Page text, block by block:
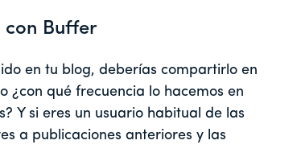
con Buffer
en tu blog, deberías compartirlo en
¿con qué frecuencia lo hacemos en
Y si eres un usuario habitual de las
a publicaciones anteriores y las